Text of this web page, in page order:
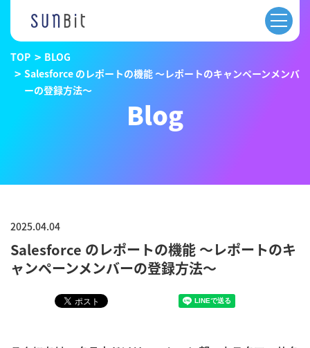
Blog
2025.04.04
Salesforce のレポートの機能 〜レポートのキ
ャンペーンメンバーの登録方法〜
TOP
BLOG
Salesforce のレポートの機能 〜レポートのキャンペーンメンバ
ーの登録方法〜